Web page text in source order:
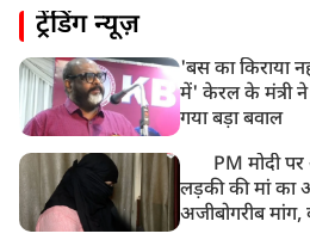
पाकिस्तान के कब्जे वाले जम्मू और
8:50 AM
बसपा के इकलौते विधायक उमाशंकर
आज बलिया में होगा अंतिम संस्कार
ट्रेंडिंग न्यूज़
'बस का किराया
में' केरल के मंत्री ने
गया बड़ा बवाल
PM मोदी
लड़की की मां का
अजीबोगरीब मांग,